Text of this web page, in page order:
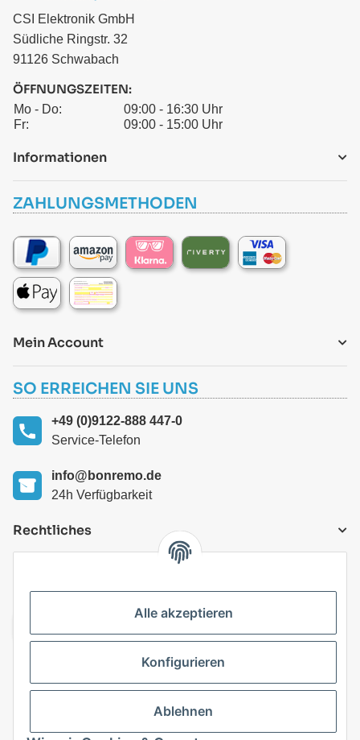
CSI Elektronik GmbH
Südliche Ringstr. 32
91126 Schwabach
ÖFFNUNGSZEITEN:
Mo - Do:
09:00 - 16:30 Uhr
Fr:
09:00 - 15:00 Uhr
Informationen
ZAHLUNGSMETHODEN
Mein Account
SO ERREICHEN SIE UNS
+49 (0)9122-888 447-0
Service-Telefon
info@bonremo.de
24h Verfügbarkeit
Rechtliches
Vertrag widerrufen
Alle akzeptieren
Konfigurieren
Ablehnen